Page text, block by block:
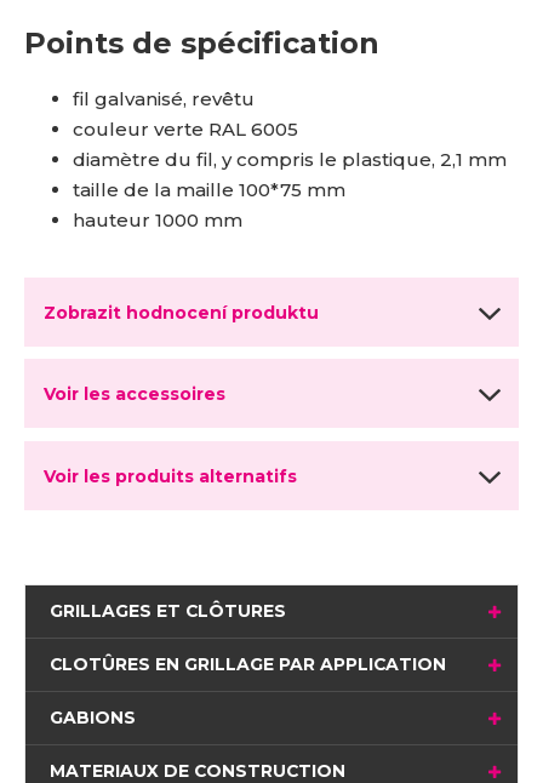
Points de spécification
fil galvanisé, revêtu
couleur verte RAL 6005
diamètre du fil, y compris le plastique, 2,1 mm
taille de la maille 100*75 mm
hauteur 1000 mm
Zobrazit hodnocení produktu
Voir les accessoires
Voir les produits alternatifs
GRILLAGES ET CLÔTURES
CLOTÛRES EN GRILLAGE PAR APPLICATION
GABIONS
MATERIAUX DE CONSTRUCTION